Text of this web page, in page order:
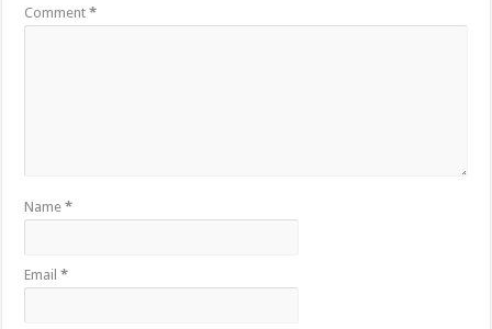
Comment*
Name*
Email*